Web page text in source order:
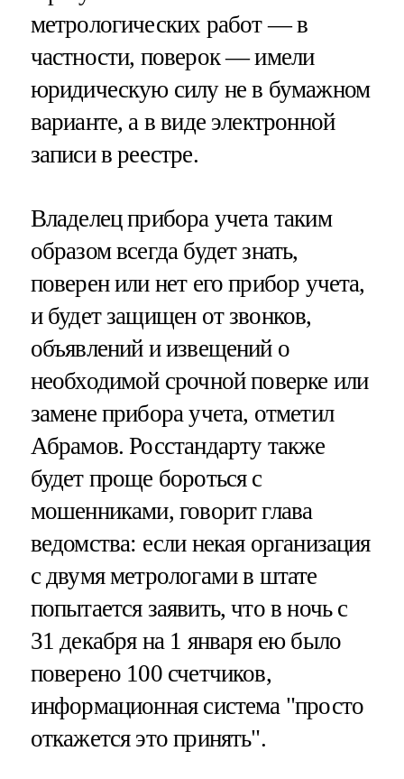
метрологических работ — в
частности, поверок — имели
юридическую силу не в бумажном
варианте, а в виде электронной
записи в реестре.
Владелец прибора учета таким
образом всегда будет знать,
поверен или нет его прибор учета,
и будет защищен от звонков,
объявлений и извещений о
необходимой срочной поверке или
замене прибора учета, отметил
Абрамов. Росстандарту также
будет проще бороться с
мошенниками, говорит глава
ведомства: если некая организация
с двумя метрологами в штате
попытается заявить, что в ночь с
31 декабря на 1 января ею было
поверено 100 счетчиков,
информационная система "просто
откажется это принять".